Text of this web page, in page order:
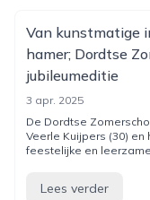
Van kunstmatige
hamer; Dordtse
jubileumeditie
3 apr. 2025
De Dordtse
Veerle Kuijpers (30) en
feestelijke en
Lees verder